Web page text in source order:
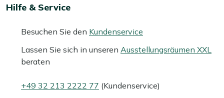
Hilfe & Service
Besuchen Sie den Kundenservice
Lassen Sie sich in unseren Ausstellungsräumen XXL
beraten
+49 32 213 2222 77 (Kundenservice)